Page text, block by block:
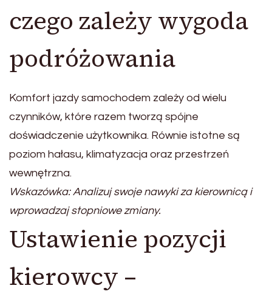
czego zależy wygoda
podróżowania
Komfort jazdy samochodem zależy od wielu
czynników, które razem tworzą spójne
doświadczenie użytkownika. Równie istotne są
poziom hałasu, klimatyzacja oraz przestrzeń
wewnętrzna.
Wskazówka: Analizuj swoje nawyki za kierownicą i
wprowadzaj stopniowe zmiany.
Ustawienie pozycji
kierowcy –